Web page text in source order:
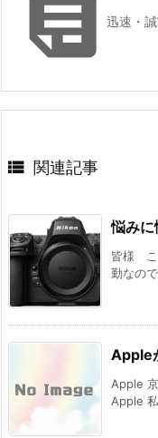
迅速・
 関連記事
悩みに
皆様 こ
勤なの
Apple
Apple
Apple